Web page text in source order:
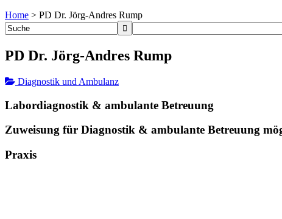
Home > PD Dr. Jörg-Andres Rump
PD Dr. Jörg-Andres Rump
Diagnostik und Ambulanz
Labordiagnostik & ambulante Betreuung
Zuweisung für Diagnostik & ambulante Betreuung
Praxis